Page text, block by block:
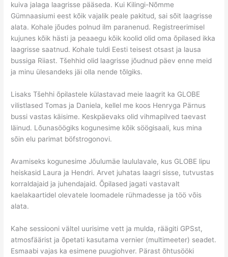
kuiva jalaga laagrisse pääseda. Kui Kilingi-Nõmme
Gümnaasiumi eest kõik vajalik peale pakitud, sai sõit laagrisse
alata. Kohale jõudes polnud ilm paranenud. Registreerimisel
kujunes kõik hästi ja peaaegu kõik koolid olid oma õpilased ikka
laagrisse saatnud. Kohale tuldi Eesti teisest otsast ja lausa
bussiga Riiast. Tšehhid olid laagrisse jõudnud päev enne meid
ja minu ülesandeks jäi olla nende tõlgiks.
Lisaks Tšehhi õpilastele külastavad meie laagrit ka GLOBE
vilistlased Tomas ja Daniela, kellel me koos Henryga Pärnus
bussi vastas käisime. Keskpäevaks olid vihmapilved taevast
läinud. Lõunasöögiks kogunesime kõik söögisaali, kus mina
sõin elu parimat böfstrogonovi.
Avamiseks kogunesime Jõulumäe laululavale, kus GLOBE lipu
heiskasid Laura ja Hendri. Arvet juhatas laagri sisse, tutvustas
korraldajaid ja juhendajaid. Õpilased jagati vastavalt
kaelakaartidel olevatele loomadele rühmadesse ja töö võis
alata.
Kahe sessiooni vältel uurisime vett ja mulda, räägiti GPSst,
atmosfäärist ja õpetati kasutama vernier (multimeeter) seadet.
Esmaabi vajas ka esimene puugiohver. Pärast õhtusööki